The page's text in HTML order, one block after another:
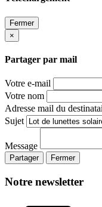
Fermer
×
Partager par mail
Votre e-mail
Votre nom
Adresse mail du
Sujet
Message
Partager Fermer
Notre newsletter